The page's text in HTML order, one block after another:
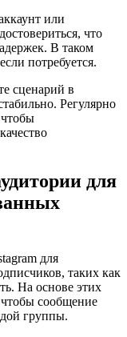
или
что
В таком
потребуется.
сценарий в
Регулярно
чтобы
для
для
таких как
На основе этих
чтобы сообщение
группы.